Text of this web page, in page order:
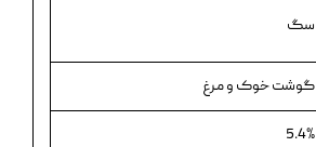
سگ
گوشت خوک و مرغ
5.4%